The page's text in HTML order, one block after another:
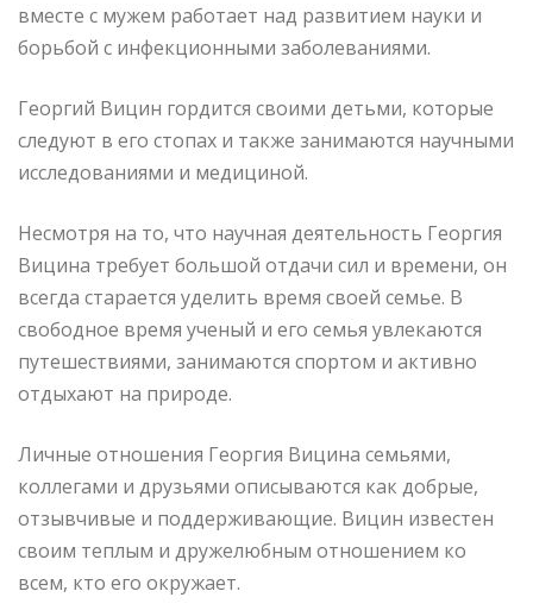
вместе с мужем работает над развитием науки и
борьбой с инфекционными заболеваниями.
Георгий Вицин гордится своими детьми, которые
следуют в его стопах и также занимаются научными
исследованиями и медициной.
Несмотря на то, что научная деятельность Георгия
Вицина требует большой отдачи сил и времени, он
всегда старается уделить время своей семье. В
свободное время ученый и его семья увлекаются
путешествиями, занимаются спортом и активно
отдыхают на природе.
Личные отношения Георгия Вицина семьями,
коллегами и друзьями описываются как добрые,
отзывчивые и поддерживающие. Вицин известен
своим теплым и дружелюбным отношением ко
всем, кто его окружает.